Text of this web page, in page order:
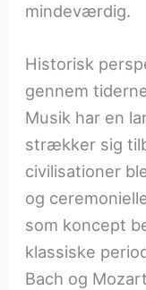
mindeværdig.
Historisk
gennem
Musik har en
strækker sig
civilisationer
og
som koncept
klassiske
Bach og